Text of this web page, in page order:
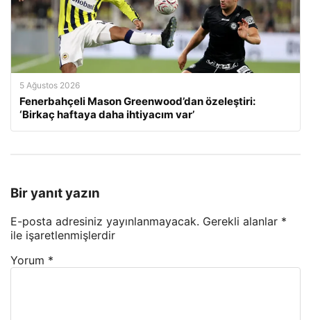
5 Ağustos 2026
Fenerbahçeli Mason Greenwood’dan özeleştiri:
‘Birkaç haftaya daha ihtiyacım var’
Bir yanıt yazın
E-posta adresiniz yayınlanmayacak. Gerekli alanlar *
ile işaretlenmişlerdir
Yorum *